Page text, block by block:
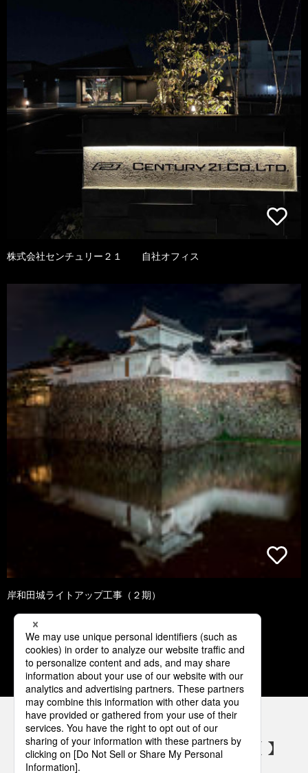
株式会社センチュリー２１ 自社オフィス
岸和田城ライトアップ工事（２期）
1 2 3 4 5
パナソニックの電気設備 SNSアカウント